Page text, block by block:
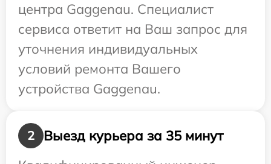
центра Gaggenau. Специалист
сервиса ответит на Ваш запрос для
уточнения индивидуальных
условий ремонта Вашего
устройства Gaggenau.
2
Выезд курьера за 35 минут